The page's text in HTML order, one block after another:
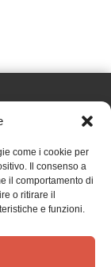
come i cookie per
Il consenso a
il comportamento di
o ritirare il
e funzioni.
353839